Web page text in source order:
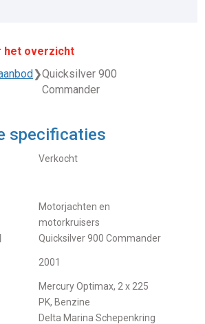
het overzicht
❯Quicksilver 900
Commander
specificaties
Verkocht
Motorjachten en
motorkruisers
Quicksilver 900 Commander
2001
Mercury Optimax, 2 x 225
PK, Benzine
Delta Marina Schepenkring